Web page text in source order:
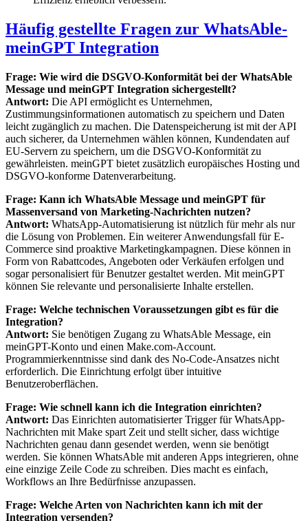
Häufig gestellte Fragen zur WhatsAble-
meinGPT Integration
Frage: Wie wird die DSGVO-Konformität bei der WhatsAble
Message und meinGPT Integration sichergestellt?
Antwort: Die API ermöglicht es Unternehmen,
Zustimmungsinformationen automatisch zu speichern und Daten
leicht zugänglich zu machen. Die Datenspeicherung ist mit der API
auch sicherer, da Unternehmen wählen können, Kundendaten auf
EU-Servern zu speichern, um die DSGVO-Konformität zu
gewährleisten. meinGPT bietet zusätzlich europäisches Hosting und
DSGVO-konforme Datenverarbeitung.
Frage: Kann ich WhatsAble Message und meinGPT für
Massenversand von Marketing-Nachrichten nutzen?
Antwort: WhatsApp-Automatisierung ist nützlich für mehr als nur
die Lösung von Problemen. Ein weiterer Anwendungsfall für E-
Commerce sind proaktive Marketingkampagnen. Diese können in
Form von Rabattcodes, Angeboten oder Verkäufen erfolgen und
sogar personalisiert für Benutzer gestaltet werden. Mit meinGPT
können Sie relevante und personalisierte Inhalte erstellen.
Frage: Welche technischen Voraussetzungen gibt es für die
Integration?
Antwort: Sie benötigen Zugang zu WhatsAble Message, ein
meinGPT-Konto und einen Make.com-Account.
Programmierkenntnisse sind dank des No-Code-Ansatzes nicht
erforderlich. Die Einrichtung erfolgt über intuitive
Benutzeroberflächen.
Frage: Wie schnell kann ich die Integration einrichten?
Antwort: Das Einrichten automatisierter Trigger für WhatsApp-
Nachrichten mit Make spart Zeit und stellt sicher, dass wichtige
Nachrichten genau dann gesendet werden, wenn sie benötigt
werden. Sie können WhatsAble mit anderen Apps integrieren, ohne
eine einzige Zeile Code zu schreiben. Dies macht es einfach,
Workflows an Ihre Bedürfnisse anzupassen.
Frage: Welche Arten von Nachrichten kann ich mit der
Integration versenden?